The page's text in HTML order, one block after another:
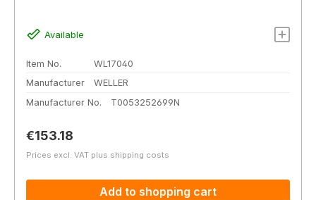
Available
Item No.
WL17040
Manufacturer
WELLER
Manufacturer No.
T0053252699N
Regular price:
€153.18
Prices excl. VAT plus shipping costs
Add to shopping cart